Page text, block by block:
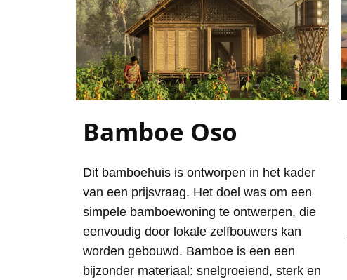
Bamboe Oso
Dit bamboehuis is ontworpen in het kader
van een prijsvraag. Het doel was om een
simpele bamboewoning te ontwerpen, die
eenvoudig door lokale zelfbouwers kan
worden gebouwd. Bamboe is een een
bijzonder materiaal: snelgroeiend, sterk en